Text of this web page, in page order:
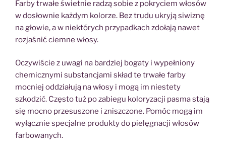
Farby trwałe świetnie radzą sobie z pokryciem włosów
w dosłownie każdym kolorze. Bez trudu ukryją siwiznę
na głowie, a w niektórych przypadkach zdołają nawet
rozjaśnić ciemne włosy.
Oczywiście z uwagi na bardziej bogaty i wypełniony
chemicznymi substancjami skład te trwałe farby
mocniej oddziałują na włosy i mogą im niestety
szkodzić. Często tuż po zabiegu koloryzacji pasma stają
się mocno przesuszone i zniszczone. Pomóc mogą im
wyłącznie specjalne produkty do pielęgnacji włosów
farbowanych.